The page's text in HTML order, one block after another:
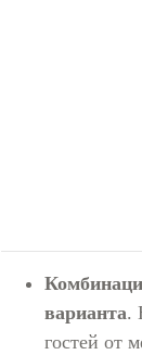
варианта.
гостей от